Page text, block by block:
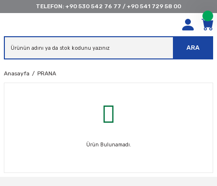
TELEFON: +90 530 542 76 77 / +90 541 729 58 00
ARA
Anasayfa PRANA
Ürün Bulunamadı.